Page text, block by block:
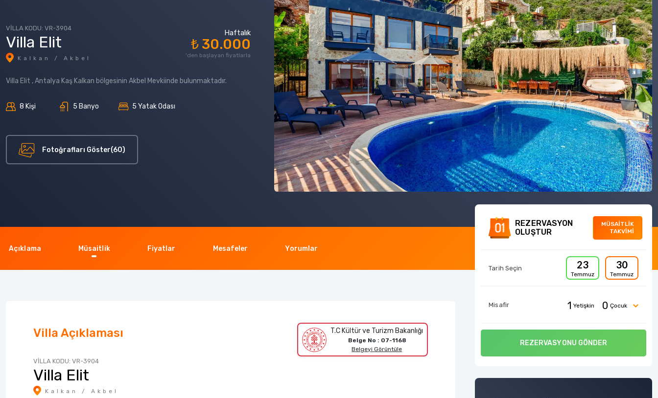
VİLLA KODU: VR-3904
Villa Elit
Kalkan / Akbel
Haftalık
₺ 30.000
'den başlayan fiyatlarla
Villa Elit , Antalya Kaş Kalkan bölgesinin Akbel Mevkiinde bulunmaktadır.
8 Kişi 5 Banyo 5 Yatak Odası
Fotoğrafları Göster(60)
Açıklama Müsaitlik Fiyatlar Mesafeler Yorumlar
Villa Açıklaması T.C Kültür ve Turizm Bakanlığı
Belge No : 07-1168
Belgeyi Görüntüle
VİLLA KODU: VR-3904
Villa Elit
Kalkan / Akbel
REZERVASYON
OLUŞTUR
MÜSAİTLİK
TAKVİMİ
Tarih Seçin 23
Temmuz
30
Temmuz
Misafir 1 Yetişkin 0 Çocuk
REZERVASYONU GÖNDER